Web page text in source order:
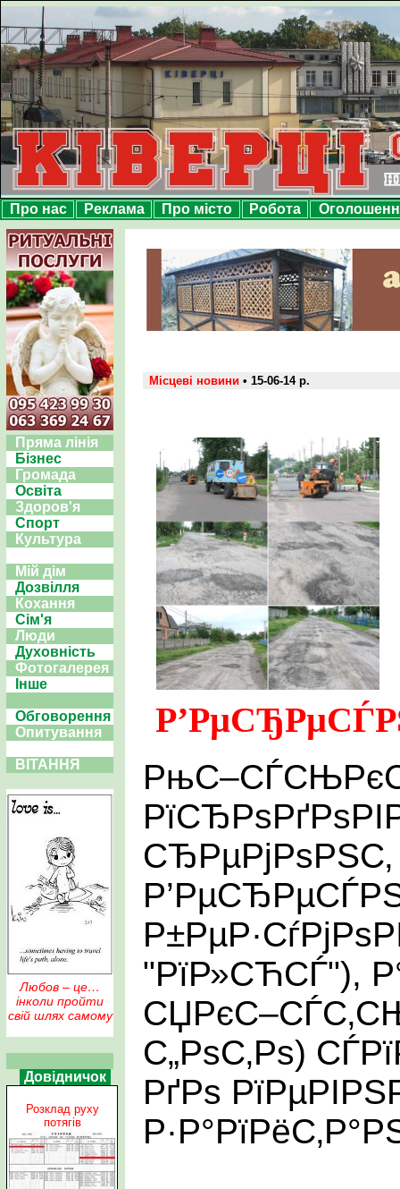
Про нас Реклама Про місто Робота
Пряма лінія
Бізнес
Громада
Освіта
Здоров'я
Спорт
Культура
Мій дім
Дозвілля
Кохання
Сім'я
Люди
Духовність
Фотогалерея
Інше
Обговорення
Опитування
ВІТАННЯ
Любов – це…
інколи пройти
свій шлях самому
Довідничок
Розклад руху
потягів
Місцеві новини • 15-06-14 р.
СЂРµРјРѕРЅС‚
"РїР»СЋСЃ"),
С„РѕС‚Рѕ)
РґРѕ